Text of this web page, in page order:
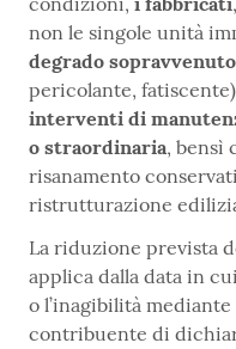
non le singole unità
degrado sopravvenuto
pericolante,
interventi di
o straordinaria, bensì
risanamento
ristrutturazione
La riduzione prevista
applica dalla data in
o l’inagibilità
contribuente di